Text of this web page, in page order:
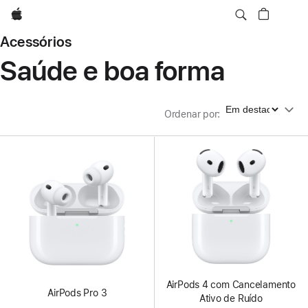
Apple
Acessórios
Saúde e boa forma
Ordenar por: Ordenar por
AirPods Pro 3
AirPods 4 com Cancelamento
Ativo de Ruído